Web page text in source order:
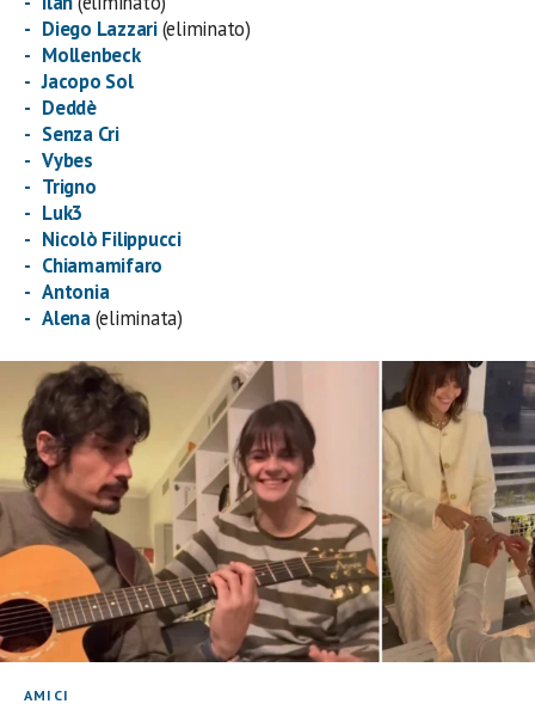
Diego Lazzari(eliminato)
Mollenbeck
Jacopo Sol
Deddè
Senza Cri
Vybes
Trigno
Luk3
Nicolò Filippucci
Chiamamifaro
Antonia
Alena(eliminata)
AMICI